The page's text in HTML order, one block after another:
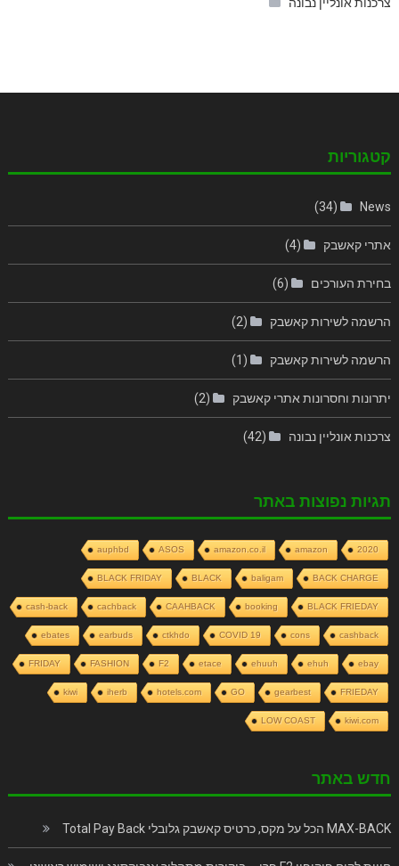
קטגוריות
News
(34)
אתרי קאשבק (4)
בחירת העורכים (6)
הרשמה לשירות קאשבק (2)
הרשמה לשירות קאשבק (1)
יתרונות וחסרונות אתרי קאשבק (2)
צרכנות אונליין נבונה (42)
תגיות נפוצות באתר
2020
amazon
amazon.co.il
ASOS
auphbd
BACK CHARGE
baligam
BLACK
BLACK FRIDAY
BLACK FRIEDAY
booking
CAAHBACK
cachback
cash-back
cashback
cons
COVID 19
ctkhdo
earbuds
ebates
ebay
ehuh
ehuuh
etace
F2
FASHION
FRIDAY
FRIEDAY
gearbest
GO
hotels.com
iherb
kiwi
kiwi.com
LOW COAST
חדש באתר
MAX-BACK הכל על מקס, כרטיס קאשבק גלובלי Total Pay Back